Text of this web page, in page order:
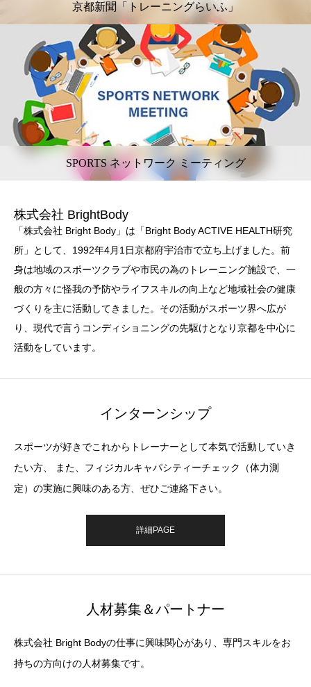
京都新聞「トレーニングらいふ」
SPORTS ネットワーク ミーティング
株式会社 BrightBody
「株式会社 Bright Body」は「Bright Body ACTIVE HEALTH研究
所」として、1992年4月1日京都府宇治市で立ち上げました。前
身は地域のスポーツクラブや市民の為のトレーニング施設で、一
般の方々に怪我の予防やライフスキルの向上など地域社会の健康
づくりを主に活動してきました。その活動がスポーツ界へ広が
り、現代で言うコンディショニングの先駆けとなり京都を中心に
活動をしています。
インターンシップ
スポーツが好きでこれからトレーナーとして本気で活動していき
たい方、 また、フィジカルキャパシティーチェック（体力測
定）の実施に興味のある方、ぜひご連絡下さい。
詳細PAGE
人材募集＆パートナー
株式会社 Bright Bodyの仕事に興味関心があり、専門スキルをお
持ちの方向けの人材募集です。